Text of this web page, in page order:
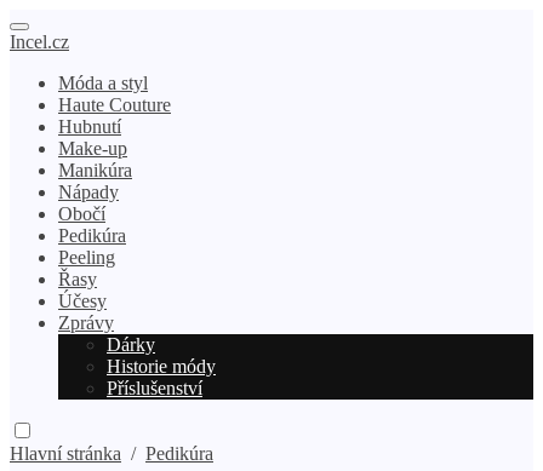
Incel.cz
Móda a styl
Haute Couture
Hubnutí
Make-up
Manikúra
Nápady
Obočí
Pedikúra
Peeling
Řasy
Účesy
Zprávy
Dárky
Historie módy
Příslušenství
Hlavní stránka / Pedikúra